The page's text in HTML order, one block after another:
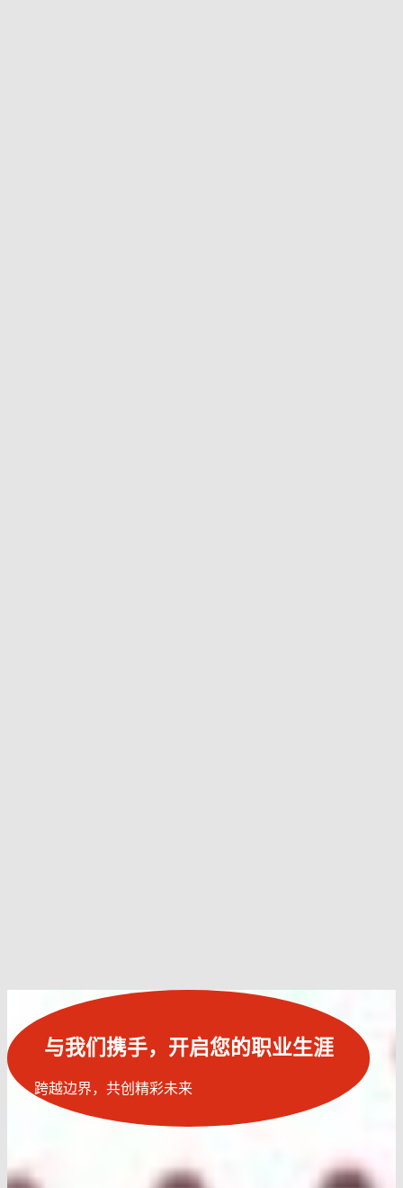
与我们携手，开启您的职业生涯
跨越边界，共创精彩未来